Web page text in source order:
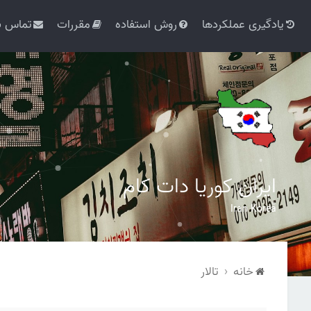
یادگیری عملکردها روش استفاده مقررات تماس
ایران کوریا دات کام
Iran Korea
خانه تالار